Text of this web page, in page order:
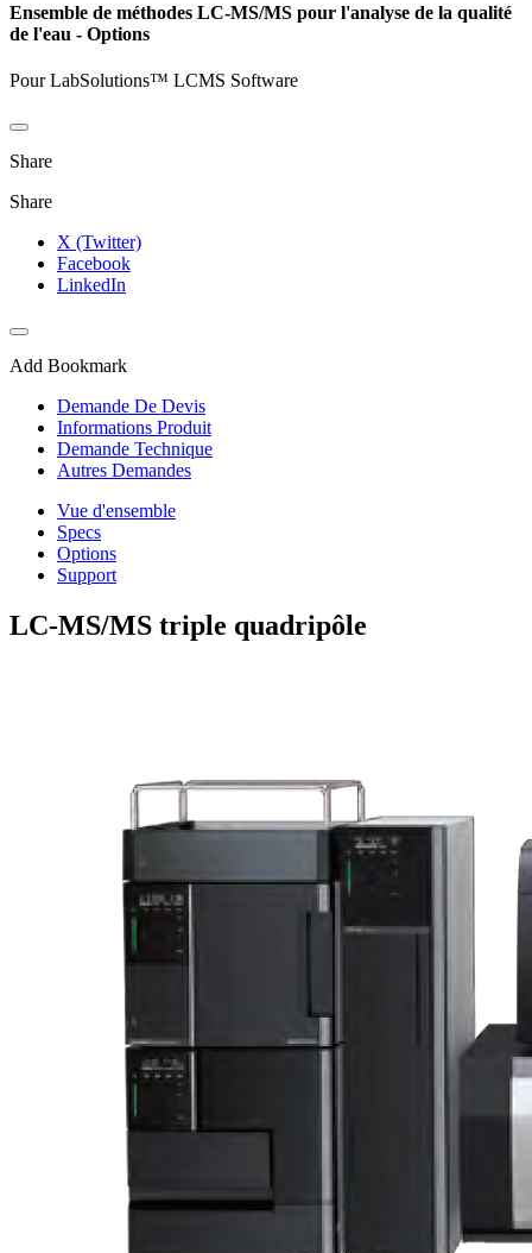
Ensemble de méthodes LC-MS/MS pour l'analyse de la qualité
de l'eau - Options
Pour LabSolutions™ LCMS Software
Share
Share
X (Twitter)
Facebook
LinkedIn
Add Bookmark
Demande De Devis
Informations Produit
Demande Technique
Autres Demandes
Vue d'ensemble
Specs
Options
Support
LC-MS/MS triple quadripôle